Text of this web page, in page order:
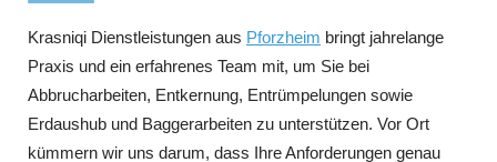
Krasniqi Dienstleistungen aus Pforzheim bringt jahrelange
Praxis und ein erfahrenes Team mit, um Sie bei
Abbrucharbeiten, Entkernung, Entrümpelungen sowie
Erdaushub und Baggerarbeiten zu unterstützen. Vor Ort
kümmern wir uns darum, dass Ihre Anforderungen genau